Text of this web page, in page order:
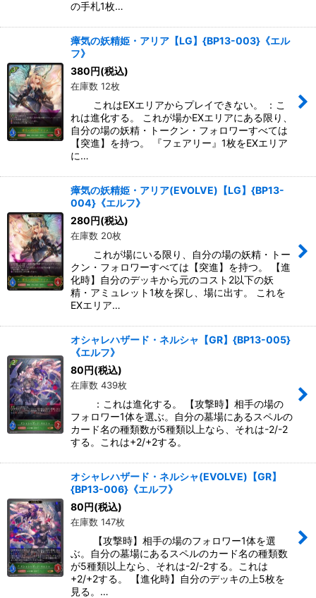
の手札1枚…
瘴気の妖精姫・アリア【LG】{BP13-003}《エル
フ》
380円(税込)
在庫数 12枚
これはEXエリアからプレイできない。 ：こ
れは進化する。 これが場かEXエリアにある限り、
自分の場の妖精・トークン・フォロワーすべては
【突進】を持つ。 『フェアリー』1枚をEXエリア
に…
瘴気の妖精姫・アリア(EVOLVE)【LG】{BP13-
004}《エルフ》
280円(税込)
在庫数 20枚
これが場にいる限り、自分の場の妖精・トー
クン・フォロワーすべては【突進】を持つ。 【進
化時】自分のデッキから元のコスト2以下の妖
精・アミュレット1枚を探し、場に出す。 これを
EXエリア…
オシャレハザード・ネルシャ【GR】{BP13-005}
《エルフ》
80円(税込)
在庫数 439枚
：これは進化する。 【攻撃時】相手の場の
フォロワー1体を選ぶ。自分の墓場にあるスペルの
カード名の種類数が5種類以上なら、それは-2/-2
する。これは+2/+2する。
オシャレハザード・ネルシャ(EVOLVE)【GR】
{BP13-006}《エルフ》
80円(税込)
在庫数 147枚
【攻撃時】相手の場のフォロワー1体を選
ぶ。自分の墓場にあるスペルのカード名の種類数
が5種類以上なら、それは-2/-2する。これは
+2/+2する。 【進化時】自分のデッキの上5枚を
見る。…